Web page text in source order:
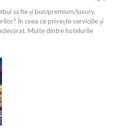
să fie și bun/premium/luxury.
În ceea ce privește serviciile și
Multe dintre hotelurile